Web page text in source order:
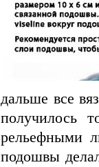
дальше все
получилось
рельефными
подошвы